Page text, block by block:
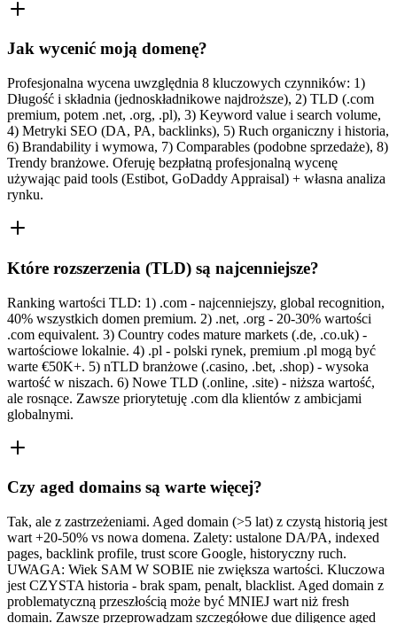
Jak wycenić moją domenę?
Profesjonalna wycena uwzględnia 8 kluczowych czynników: 1)
Długość i składnia (jednoskładnikowe najdroższe), 2) TLD (.com
premium, potem .net, .org, .pl), 3) Keyword value i search volume,
4) Metryki SEO (DA, PA, backlinks), 5) Ruch organiczny i historia,
6) Brandability i wymowa, 7) Comparables (podobne sprzedaże), 8)
Trendy branżowe. Oferuję bezpłatną profesjonalną wycenę
używając paid tools (Estibot, GoDaddy Appraisal) + własna analiza
rynku.
Które rozszerzenia (TLD) są najcenniejsze?
Ranking wartości TLD: 1) .com - najcenniejszy, global recognition,
40% wszystkich domen premium. 2) .net, .org - 20-30% wartości
.com equivalent. 3) Country codes mature markets (.de, .co.uk) -
wartościowe lokalnie. 4) .pl - polski rynek, premium .pl mogą być
warte €50K+. 5) nTLD branżowe (.casino, .bet, .shop) - wysoka
wartość w niszach. 6) Nowe TLD (.online, .site) - niższa wartość,
ale rosnące. Zawsze priorytetuję .com dla klientów z ambicjami
globalnymi.
Czy aged domains są warte więcej?
Tak, ale z zastrzeżeniami. Aged domain (>5 lat) z czystą historią jest
wart +20-50% vs nowa domena. Zalety: ustalone DA/PA, indexed
pages, backlink profile, trust score Google, historyczny ruch.
UWAGA: Wiek SAM W SOBIE nie zwiększa wartości. Kluczowa
jest CZYSTA historia - brak spam, penalt, blacklist. Aged domain z
problematyczną przeszłością może być MNIEJ wart niż fresh
domain. Zawsze przeprowadzam szczegółowe due diligence aged